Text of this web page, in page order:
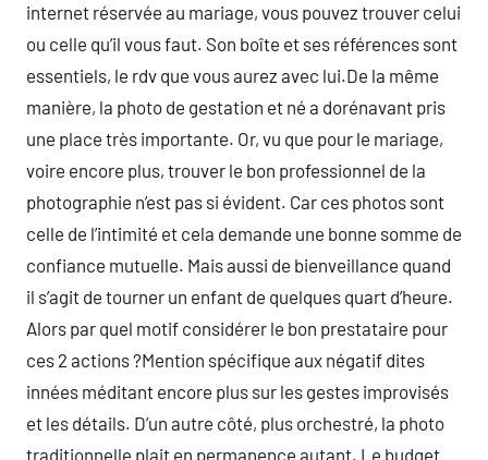
internet réservée au mariage, vous pouvez trouver celui
ou celle qu’il vous faut. Son boîte et ses références sont
essentiels, le rdv que vous aurez avec lui.De la même
manière, la photo de gestation et né a dorénavant pris
une place très importante. Or, vu que pour le mariage,
voire encore plus, trouver le bon professionnel de la
photographie n’est pas si évident. Car ces photos sont
celle de l’intimité et cela demande une bonne somme de
confiance mutuelle. Mais aussi de bienveillance quand
il s’agit de tourner un enfant de quelques quart d’heure.
Alors par quel motif considérer le bon prestataire pour
ces 2 actions ?Mention spécifique aux négatif dites
innées méditant encore plus sur les gestes improvisés
et les détails. D’un autre côté, plus orchestré, la photo
traditionnelle plait en permanence autant. Le budget